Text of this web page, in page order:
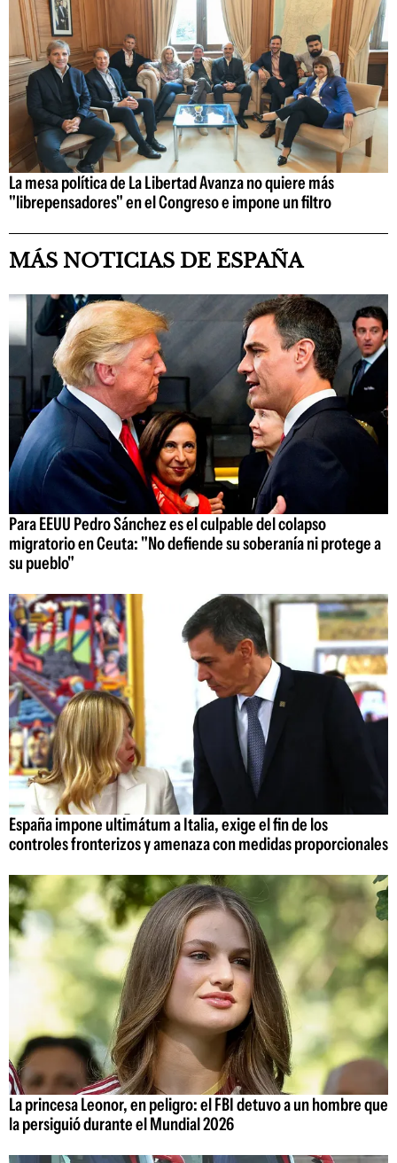
La mesa política de La Libertad Avanza no quiere más
"librepensadores" en el Congreso e impone un filtro
MÁS NOTICIAS DE ESPAÑA
Para EEUU Pedro Sánchez es el culpable del colapso
migratorio en Ceuta: "No defiende su soberanía ni protege a
su pueblo"
España impone ultimátum a Italia, exige el fin de los
controles fronterizos y amenaza con medidas proporcionales
La princesa Leonor, en peligro: el FBI detuvo a un hombre que
la persiguió durante el Mundial 2026